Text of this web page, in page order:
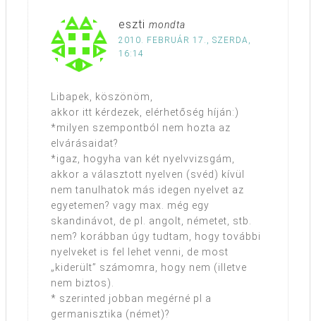
eszti mondta
2010. FEBRUÁR 17., SZERDA,
16:14
Libapek, köszönöm,
akkor itt kérdezek, elérhetőség híján:)
*milyen szempontból nem hozta az
elvárásaidat?
*igaz, hogyha van két nyelvvizsgám,
akkor a választott nyelven (svéd) kívül
nem tanulhatok más idegen nyelvet az
egyetemen? vagy max. még egy
skandinávot, de pl. angolt, németet, stb.
nem? korábban úgy tudtam, hogy további
nyelveket is fel lehet venni, de most
„kiderült” számomra, hogy nem (illetve
nem biztos).
* szerinted jobban megérné pl a
germanisztika (német)?